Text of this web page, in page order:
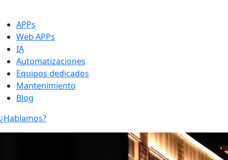
APPs
Web APPs
IA
Automatizaciones
Equipos dedicados
Mantenimiento
Blog
¿Hablamos?